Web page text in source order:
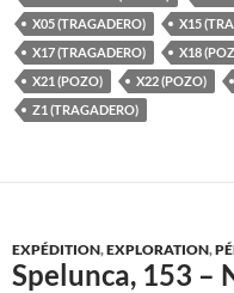
X05 (TRAGADERO)
X15
X17 (TRAGADERO)
X18
X21 (POZO)
X22 (POZO)
Z1 (TRAGADERO)
EXPÉDITION,EXPLORATION,
Spelunca, 153 –